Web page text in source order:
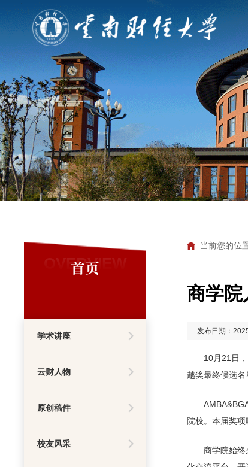
OVERVIEW
首页
学术讲座
云财人物
原创稿件
校友风采
当前您的位
商学院
发布日期：
10月21日
越奖最终候选名
院校。本届奖
商学院始